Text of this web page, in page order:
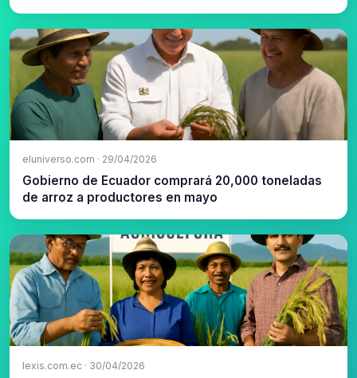
eluniverso.com · 29/04/2026
Gobierno de Ecuador comprará 20,000 toneladas
de arroz a productores en mayo
lexis.com.ec · 30/04/2026